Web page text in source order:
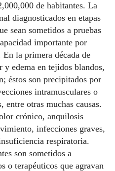
de habitantes. La
diagnosticados en etapas
sean sometidos a pruebas
importante por
la primera década de
edema en tejidos blandos,
éstos son precipitados por
intramusculares o
otras muchas causas.
crónico, anquilosis
infecciones graves,
respiratoria.
son sometidos a
o terapéuticos que agravan